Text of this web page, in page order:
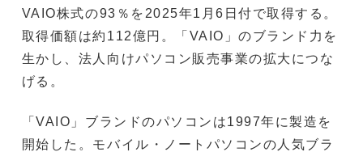
VAIO株式の93％を2025年1月6日付で取得する。
取得価額は約112億円。「VAIO」のブランド力を
生かし、法人向けパソコン販売事業の拡大につな
げる。
「VAIO」ブランドのパソコンは1997年に製造を
開始した。モバイル・ノートパソコンの人気ブラ